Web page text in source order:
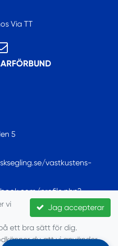
Via TT
5
vastkustens-
profile.php?
2022
Jag accepterar
vi
ett bra sätt för dig.
du att vi använder